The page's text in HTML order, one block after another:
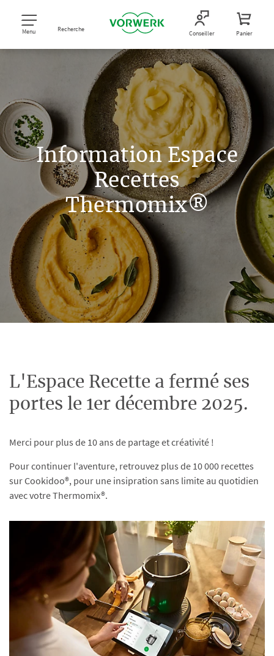
Menu Recherche Conseiller Panier
Information Espace
Recettes
Thermomix®
L'Espace Recette a fermé ses
portes le 1er décembre 2025.
Merci pour plus de 10 ans de partage et créativité !
Pour continuer l'aventure, retrouvez plus de 10 000 recettes
sur Cookidoo®, pour une insipration sans limite au quotidien
avec votre Thermomix®.